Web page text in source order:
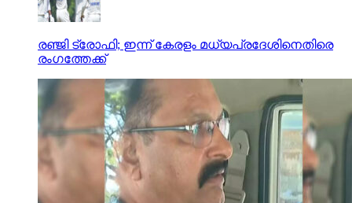
രഞ്ജി ട്രോഫി; ഇന്ന് കേരളം മധ്യപ്രദേശിനെതിരെ
രംഗത്തേക്ക്